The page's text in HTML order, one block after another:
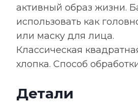
активный образ жизни.
использовать как
или маску для лица.
Классическая
хлопка. Способ
Детали